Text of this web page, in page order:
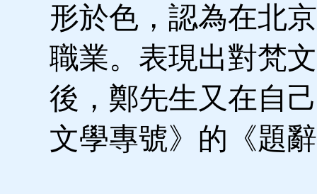
形於色，認為在北
職業。表現出對梵
後，鄭先生又在自
文學專號》的《題